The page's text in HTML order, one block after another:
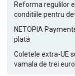
Reforma regulilor
conditiile pentru
NETOPIA
plata
Coletele extra-UE
vamala de trei